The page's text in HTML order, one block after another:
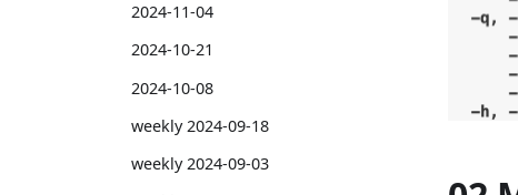
2024-11-04
2024-10-21
2024-10-08
weekly 2024-09-18
weekly 2024-09-03